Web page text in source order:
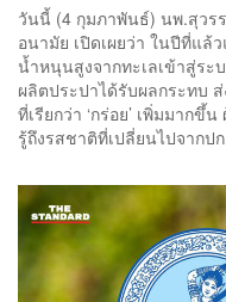
วันนี้ (4 กุมภาพันธ์) นพ.สุว
อนามัย เปิดเผยว่า ในปีที่แล้
น้ำหนุนสูงจากทะเลเข้าสู่ร
ผลิตประปาได้รับผลกระทบ
ที่เรียกว่า ‘กร่อย’ เพิ่มมาก
รู้ถึงรสชาติที่เปลี่ยนไปจากป